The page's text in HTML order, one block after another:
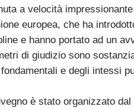
a velocità
europea, che ha
e hanno portato ad un
di giudizio sono
e degli intessi
è stato organizzato